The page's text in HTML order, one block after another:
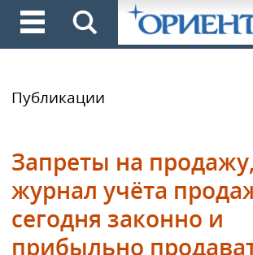
Публикации
Запреты на
журнал учёта
сегодня законно и
прибыльно